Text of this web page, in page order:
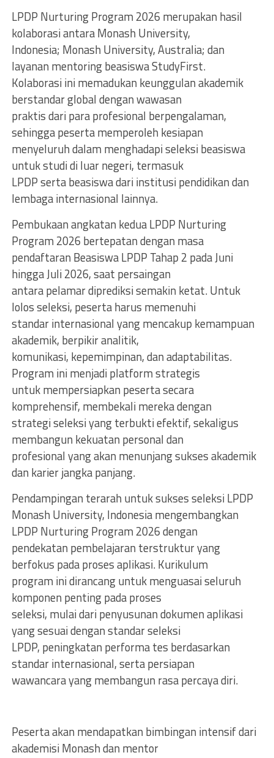
LPDP Nurturing Program 2026 merupakan hasil
kolaborasi antara Monash University,
Indonesia; Monash University, Australia; dan
layanan mentoring beasiswa StudyFirst.
Kolaborasi ini memadukan keunggulan akademik
berstandar global dengan wawasan
praktis dari para profesional berpengalaman,
sehingga peserta memperoleh kesiapan
menyeluruh dalam menghadapi seleksi beasiswa
untuk studi di luar negeri, termasuk
LPDP serta beasiswa dari institusi pendidikan dan
lembaga internasional lainnya.
Pembukaan angkatan kedua LPDP Nurturing
Program 2026 bertepatan dengan masa
pendaftaran Beasiswa LPDP Tahap 2 pada Juni
hingga Juli 2026, saat persaingan
antara pelamar diprediksi semakin ketat. Untuk
lolos seleksi, peserta harus memenuhi
standar internasional yang mencakup kemampuan
akademik, berpikir analitik,
komunikasi, kepemimpinan, dan adaptabilitas.
Program ini menjadi platform strategis
untuk mempersiapkan peserta secara
komprehensif, membekali mereka dengan
strategi seleksi yang terbukti efektif, sekaligus
membangun kekuatan personal dan
profesional yang akan menunjang sukses akademik
dan karier jangka panjang.
Pendampingan terarah untuk sukses seleksi LPDP
Monash University, Indonesia mengembangkan
LPDP Nurturing Program 2026 dengan
pendekatan pembelajaran terstruktur yang
berfokus pada proses aplikasi. Kurikulum
program ini dirancang untuk menguasai seluruh
komponen penting pada proses
seleksi, mulai dari penyusunan dokumen aplikasi
yang sesuai dengan standar seleksi
LPDP, peningkatan performa tes berdasarkan
standar internasional, serta persiapan
wawancara yang membangun rasa percaya diri.
Peserta akan mendapatkan bimbingan intensif dari
akademisi Monash dan mentor